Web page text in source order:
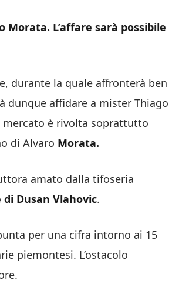
L’affare sarà possibile
durante la quale affronterà ben
dunque affidare a mister Thiago
mercato è rivolta soprattutto
di Alvaro Morata.
amato dalla tifoseria
Dusan Vlahovic.
per una cifra intorno ai 15
piemontesi. L’ostacolo